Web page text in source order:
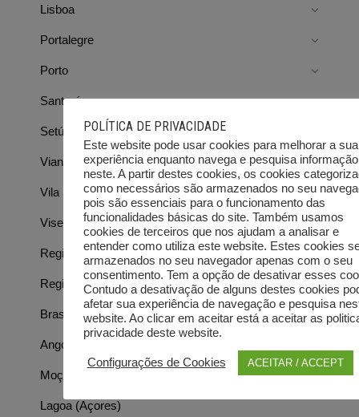
Lisboa
Portalegre
Porto
Santarém
Setúbal
Viana do Castelo
Vila Real
Viseu
Região Autónoma da Madeira
Região Autónoma dos Açores
Brasil
Angola
Moçambique
Lagoa (Açores)
POLÍTICA DE PRIVACIDADE
Este website pode usar cookies para melhorar a sua
experiência enquanto navega e pesquisa informação
neste. A partir destes cookies, os cookies
como necessários são armazenados no seu
pois são essenciais para o funcionamento das
funcionalidades básicas do site. Também usamos
cookies de terceiros que nos ajudam a analisar e
entender como utiliza este website. Estes cookies
armazenados no seu navegador apenas com o seu
consentimento. Tem a opção de desativar esses
Contudo a desativação de alguns destes cookies
afetar sua experiência de navegação e pesquisa
website. Ao clicar em aceitar está a aceitar as
privacidade deste website.
Configurações de Cookies ACEITAR / ACCEPT